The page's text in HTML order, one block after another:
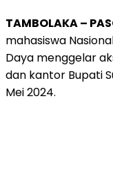
TAMBOLAKA –
mahasiswa
Daya menggelar
dan kantor Bupati
Mei 2024.